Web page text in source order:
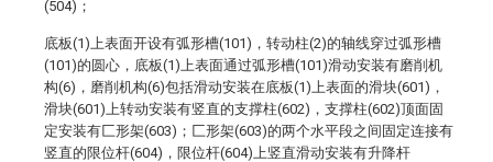
(504)；
底板(1)上表面开设有弧形槽(101)，转动柱(2)的轴线穿过弧形槽
(101)的圆心，底板(1)上表面通过弧形槽(101)滑动安装有磨削机
构(6)，磨削机构(6)包括滑动安装在底板(1)上表面的滑块(601)，
滑块(601)上转动安装有竖直的支撑柱(602)，支撑柱(602)顶面固
定安装有匚形架(603)；匚形架(603)的两个水平段之间固定连接有
竖直的限位杆(604)，限位杆(604)上竖直滑动安装有升降杆